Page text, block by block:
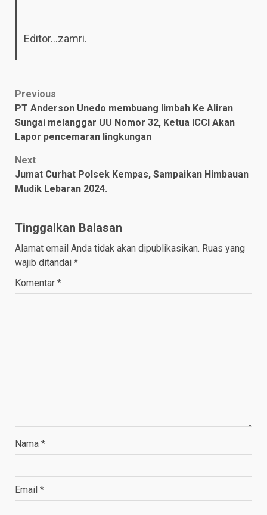
Editor…zamri.
Post
navigation
Previous
PT Anderson Unedo membuang limbah Ke Aliran
Sungai melanggar UU Nomor 32, Ketua ICCI Akan
Lapor pencemaran lingkungan
Next
Jumat Curhat Polsek Kempas, Sampaikan Himbauan
Mudik Lebaran 2024.
Tinggalkan Balasan
Alamat email Anda tidak akan dipublikasikan. Ruas yang
wajib ditandai *
Komentar *
Nama *
Email *